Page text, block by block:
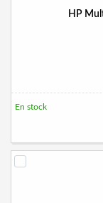
HP
En stock